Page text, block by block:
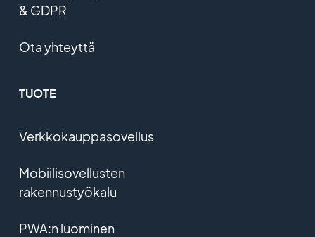
& GDPR
Ota yhteyttä
TUOTE
Verkkokauppasovellus
Mobiilisovellusten
rakennustyökalu
PWA:n luominen